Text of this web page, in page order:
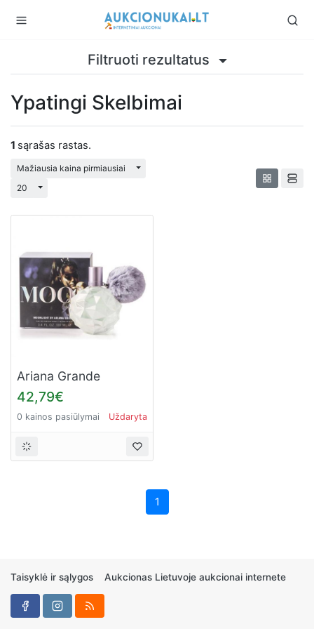
Filtruoti rezultatus
Ypatingi Skelbimai
1 sąrašas rastas.
Mažiausia kaina pirmiausiai
Perjungti išplečiamąjį sąrašą
20
Perjungti išplečiamąjį sąrašą
Ariana Grande
Moonlight for Women
(Kvepalai Moterims)
EDP 100ml
42,79€
0 kainos pasiūlymai Uždaryta
1
Taisyklė ir sąlygos Aukcionas Lietuvoje aukcionai internete